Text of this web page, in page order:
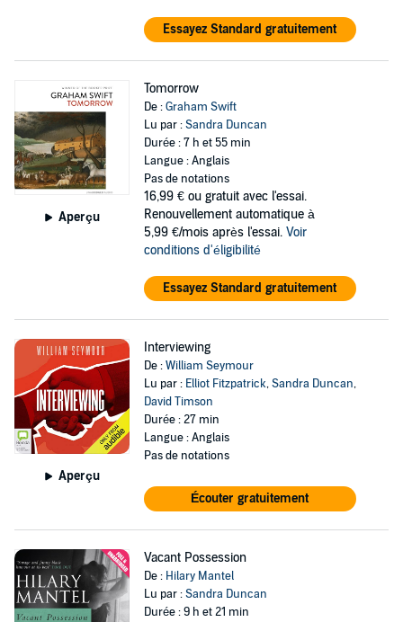
Essayez Standard gratuitement
Aperçu
Tomorrow
De :Graham Swift
Lu par :Sandra Duncan
Durée : 7 h et 55 min
Langue : Anglais
Pas de notations
16,99 € ou gratuit avec l'essai.
Renouvellement automatique à
5,99 €/mois après l'essai. Voir
conditions d'éligibilité
Essayez Standard gratuitement
Aperçu
Interviewing
De :William Seymour
Lu par : Elliot Fitzpatrick,Sandra Duncan,
David Timson
Durée : 27 min
Langue : Anglais
Pas de notations
Écouter gratuitement
Vacant Possession
De : Hilary Mantel
Lu par :Sandra Duncan
Durée : 9 h et 21 min